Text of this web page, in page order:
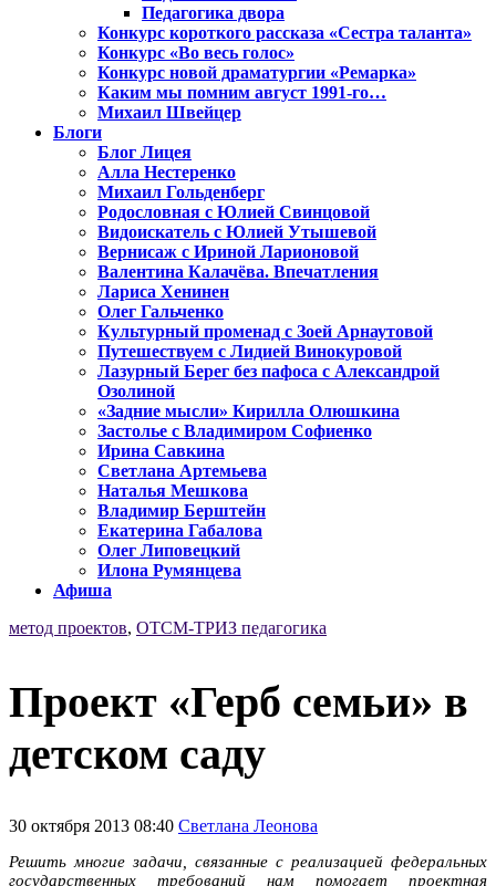
Педагогика двора
Конкурс короткого рассказа «Сестра таланта»
Конкурс «Во весь голос»
Конкурс новой драматургии «Ремарка»
Каким мы помним август 1991-го…
Михаил Швейцер
Блоги
Блог Лицея
Алла Нестеренко
Михаил Гольденберг
Родословная с Юлией Свинцовой
Видоискатель с Юлией Утышевой
Вернисаж с Ириной Ларионовой
Валентина Калачёва. Впечатления
Лариса Хенинен
Олег Гальченко
Культурный променад с Зоей Арнаутовой
Путешествуем с Лидией Винокуровой
Лазурный Берег без пафоса с Александрой
Озолиной
«Задние мысли» Кирилла Олюшкина
Застолье с Владимиром Софиенко
Ирина Савкина
Светлана Артемьева
Наталья Мешкова
Владимир Берштейн
Екатерина Габалова
Олег Липовецкий
Илона Румянцева
Афиша
метод проектов, ОТСМ-ТРИЗ педагогика
Проект «Герб семьи» в
детском саду
30 октября 2013 08:40 Светлана Леонова
Решить многие задачи, связанные с реализацией федеральных
государственных требований нам помогает проектная